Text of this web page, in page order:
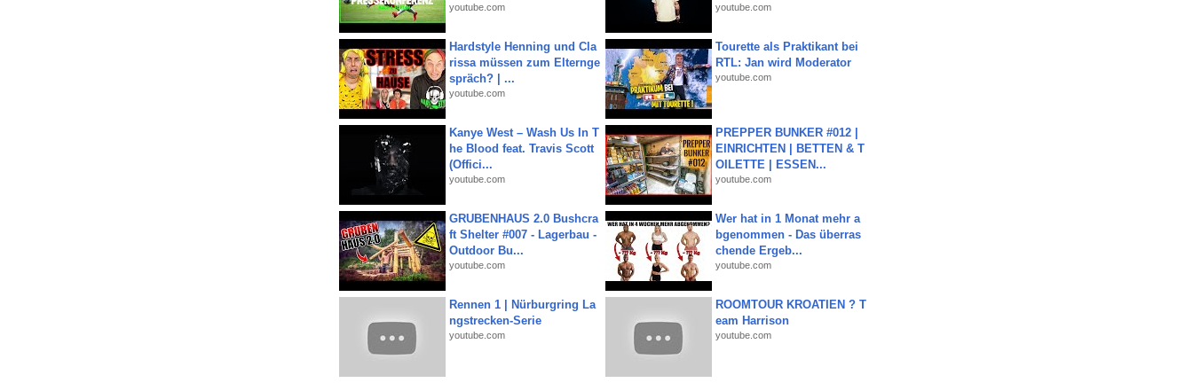
youtube.com youtube.com
Hardstyle Henning und Cla
rissa müssen zum Elternge
spräch? | ...
youtube.com
Tourette als Praktikant bei
RTL: Jan wird Moderator
youtube.com
Kanye West – Wash Us In T
he Blood feat. Travis Scott
(Offici...
youtube.com
PREPPER BUNKER #012 |
EINRICHTEN | BETTEN & T
OILETTE | ESSEN...
youtube.com
GRUBENHAUS 2.0 Bushcra
ft Shelter #007 - Lagerbau -
Outdoor Bu...
youtube.com
Wer hat in 1 Monat mehr a
bgenommen - Das überras
chende Ergeb...
youtube.com
Rennen 1 | Nürburgring La
ngstrecken-Serie
youtube.com
ROOMTOUR KROATIEN ? T
eam Harrison
youtube.com